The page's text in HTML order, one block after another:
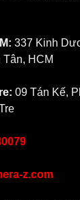
337 Kinh
HCM
09 Tán Kế,
z.com